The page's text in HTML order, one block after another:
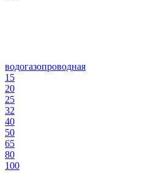
водогазопроводная
15
20
25
32
40
50
65
80
100